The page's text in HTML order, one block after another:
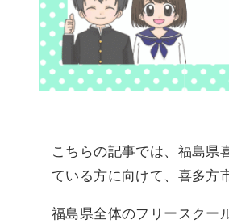
こちらの記事では、福島県
ている方に向けて、喜多方
福島県全体のフリースクー